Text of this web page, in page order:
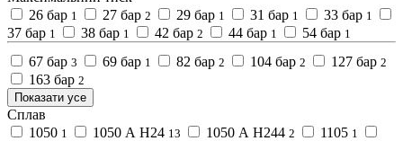
26 бар 1 27 бар 2 29 бар 1 31 бар 1 33 бар 1
37 бар 1 38 бар 1 42 бар 2 44 бар 1 54 бар 1
67 бар 3 69 бар 1 82 бар 2 104 бар 2 127 бар 2
163 бар 2
Показати усе
Сплав
1050 1 1050 А Н24 13 1050 А Н244 2 1105 1